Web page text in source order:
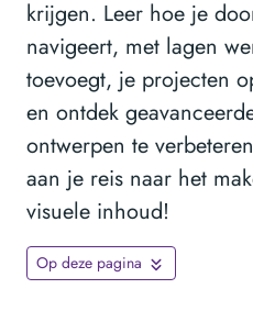
krijgen. Leer hoe je
navigeert, met lagen
toevoegt, je projecten
en ontdek
ontwerpen te
aan je reis naar het
visuele inhoud!
Op deze pagina